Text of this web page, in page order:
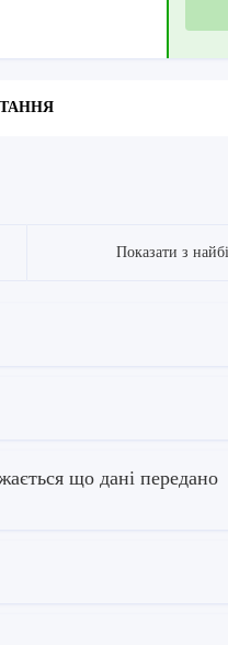
Показати з
що дані передано